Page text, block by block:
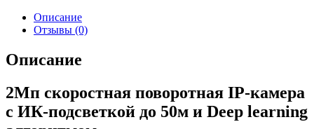
Описание
Отзывы (0)
Описание
2Мп скоростная поворотная IP-камера
c ИК-подсветкой до 50м и Deep learning